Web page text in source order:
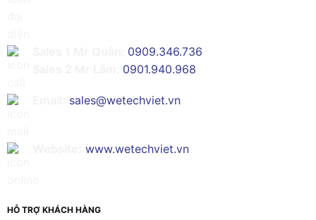
0909.346.736
0901.940.968
sales@wetechviet.vn
www.wetechviet.vn
HỖ TRỢ KHÁCH HÀNG